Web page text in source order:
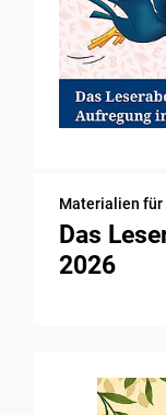
Materialien für
Das
2026